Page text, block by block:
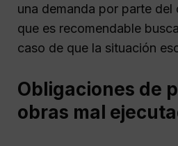
una demanda por parte
que es recomendable
caso de que la situación
Obligaciones de
obras mal